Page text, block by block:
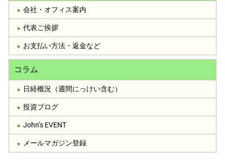
会社・オフィス案内
代表ご挨拶
お支払い方法・返金など
コラム
日経概況（週間にっけい含む）
投資ブログ
John’s EVENT
メールマガジン登録